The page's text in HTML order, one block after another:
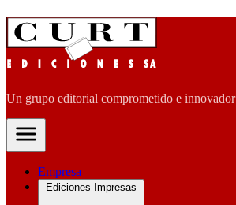
Un grupo editorial comprometido e innovador
Empresa
Ediciones Impresas